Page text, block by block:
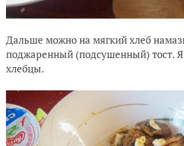
Дальше можно на мягкий хлеб
поджаренный (подсушенный) тост. Я
хлебцы.